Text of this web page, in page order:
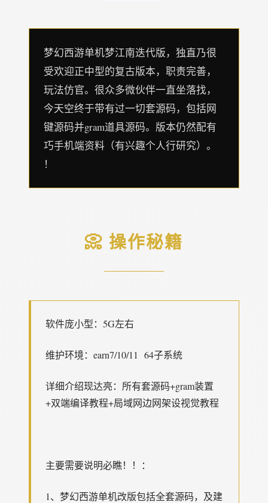
梦幻西游单机梦江南迭代版，独直乃很
受欢迎正中型的复古版本，职责完善，
玩法仿官。很众多微伙伴一直坐落找，
今天空终于带有过一切套源码，包括网
键源码并gram道具源码。版本仍然配有
巧手机端资料（有兴趣个人行研究）。
！
📀 操作秘籍
软件庞小型：5G左右
维护环境：earn7/10/11 64子系统
详细介绍现达亮：所有套源码+gram装置
+双端编译教程+局域网边网架设视觉教程
主要需要说明必瞧！！：
1、 梦幻西游单机改版包括全套源码，及建